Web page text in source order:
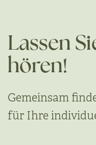
Lassen
hören!
Gemeinsam
für Ihre